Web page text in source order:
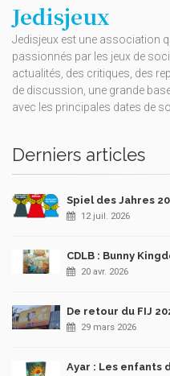
Jedisjeux
Jedisjeux est une association
passionnés par les jeux de
actualités, des critiques, des
de discussion, une grande
avec les principales dates de
Derniers articles
Spiel des Jahres
12 juil. 2026
CDLB : Bunny
20 avr. 2026
De retour du FIJ
29 mars 2026
Ayar : Les enfants